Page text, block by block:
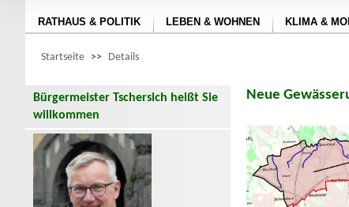
RATHAUS & POLITIK LEBEN & WOHNEN KLIMA &
Startseite >> Details
Bürgermeister Tschersich heißt Sie
willkommen
Neue